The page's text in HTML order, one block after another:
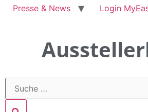
Presse & News
Login